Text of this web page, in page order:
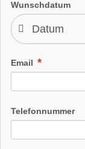
Wunschdatum
Email
Telefonnummer